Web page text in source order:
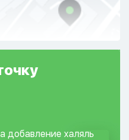
добавление халяль